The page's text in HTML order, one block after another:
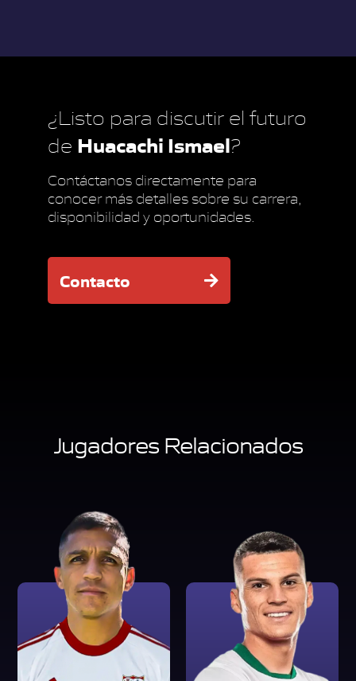
¿Listo para discutir el futuro
de Huacachi Ismael?
Contáctanos directamente para
conocer más detalles sobre su carrera,
disponibilidad y oportunidades.
Contacto
Jugadores Relacionados